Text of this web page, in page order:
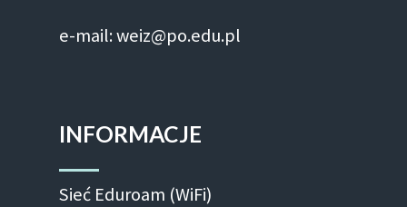
e-mail: weiz@po.edu.pl
INFORMACJE
Sieć Eduroam (WiFi)